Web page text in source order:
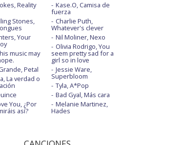
Reality
Stones,
Your
music may
Petal
La verdad o
You, ¿Por
así?
Kase.O, Camisa de
fuerza
Charlie Puth,
Whatever's clever
Nil Moliner, Nexo
Olivia Rodrigo, You
seem pretty sad for a
girl so in love
Jessie Ware,
Superbloom
Tyla, A*Pop
Bad Gyal, Más cara
Melanie Martinez,
Hades